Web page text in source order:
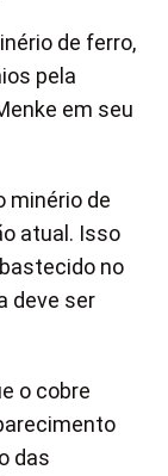
de ferro,
pela
em seu
minério de
atual. Isso
no
deve ser
o cobre
das